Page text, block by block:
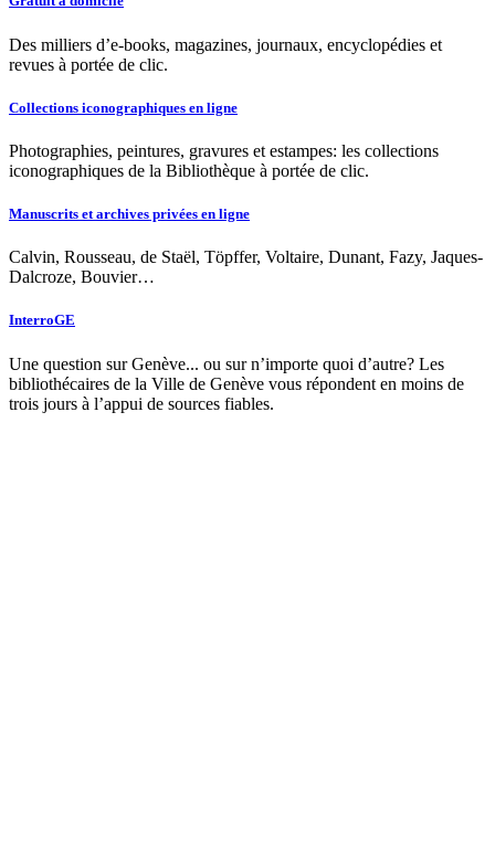
Des milliers d’e-books, magazines, journaux, encyclopédies et
revues à portée de clic.
Collections iconographiques en ligne
Photographies, peintures, gravures et estampes: les collections
iconographiques de la Bibliothèque à portée de clic.
Manuscrits et archives privées en ligne
Calvin, Rousseau, de Staël, Töpffer, Voltaire, Dunant, Fazy, Jaques-
Dalcroze, Bouvier…
InterroGE
Une question sur Genève... ou sur n’importe quoi d’autre? Les
bibliothécaires de la Ville de Genève vous répondent en moins de
trois jours à l’appui de sources fiables.